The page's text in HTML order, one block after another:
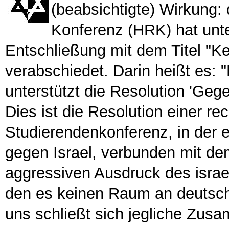
(beabsichtigte)
Konferenz (HRK) hat
Entschließung mit dem Titel
verabschiedet. Darin heißt es:
unterstützt die Resolution
Dies ist die Resolution einer
Studierendenkonferenz, in der
gegen Israel, verbunden mit
aggressiven Ausdruck des
den es keinen Raum an
uns schließt sich jegliche